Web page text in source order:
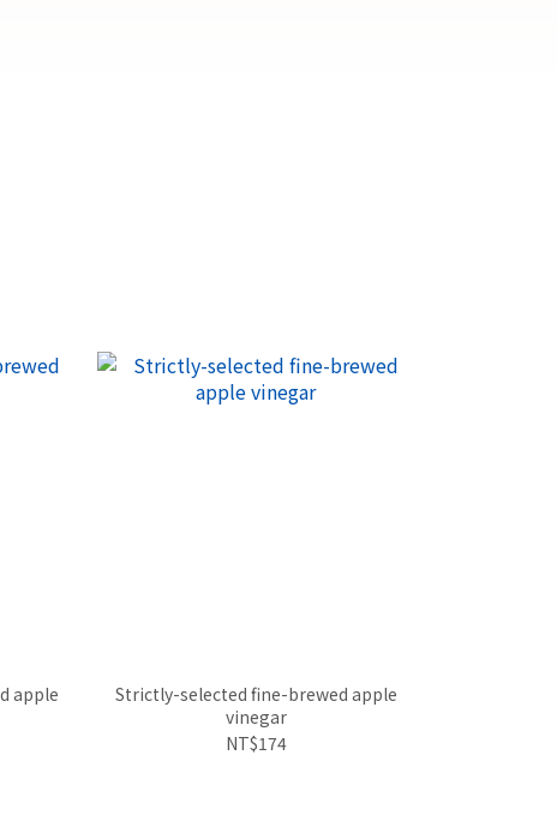
apple
Strictly-selected fine-brewed apple
vinegar
NT$174